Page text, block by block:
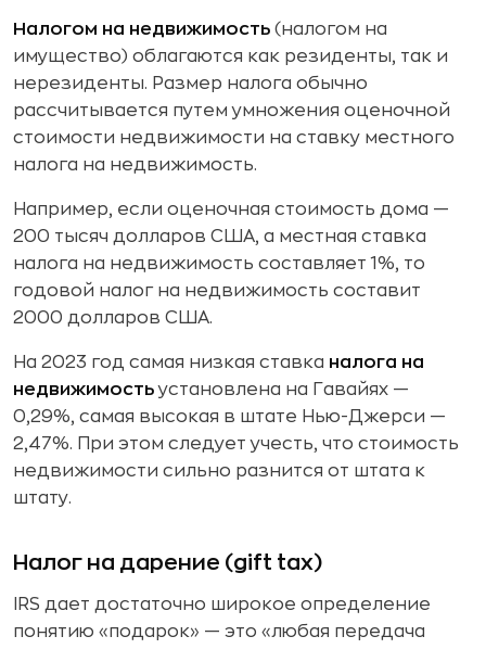
Налогом на недвижимость (налогом на
имущество) облагаются как резиденты, так и
нерезиденты. Размер налога обычно
рассчитывается путем умножения оценочной
стоимости недвижимости на ставку местного
налога на недвижимость.
Например, если оценочная стоимость дома —
200 тысяч долларов США, а местная ставка
налога на недвижимость составляет 1%, то
годовой налог на недвижимость составит
2000 долларов США.
На 2023 год самая низкая ставка налога на
недвижимостьустановлена на Гавайях —
0,29%, самая высокая в штате Нью-Джерси —
2,47%. При этом следует учесть, что стоимость
недвижимости сильно разнится от штата к
штату.
Налог на дарение (gift tax)
IRS дает достаточно широкое определение
понятию «подарок» — это «любая передача